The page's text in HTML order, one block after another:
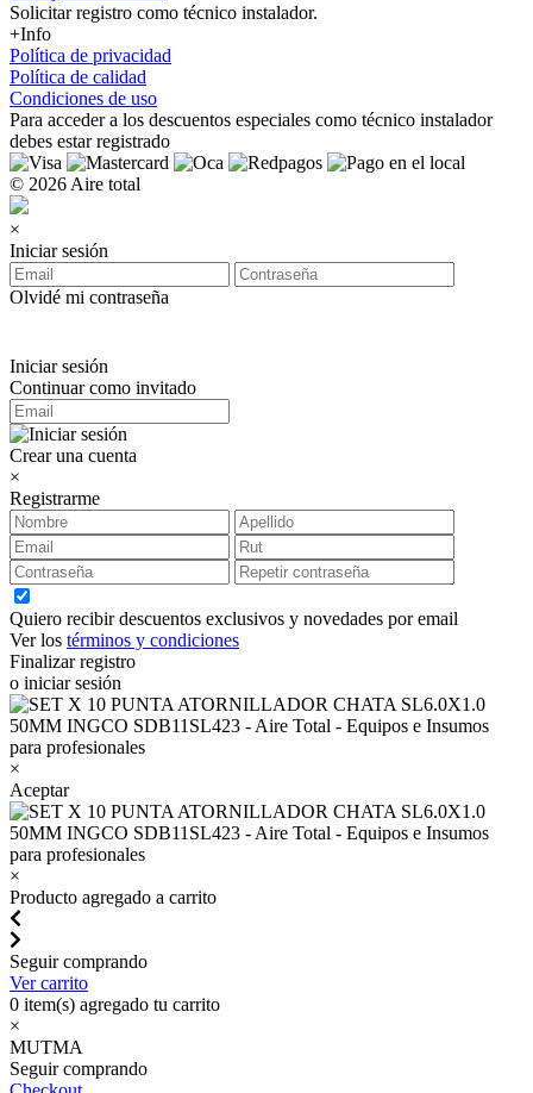
Solicitar registro como técnico instalador.
+Info
Política de privacidad
Política de calidad
Condiciones de uso
Para acceder a los descuentos especiales como técnico instalador
debes estar registrado
© 2026 Aire total
×
Iniciar sesión
Olvidé mi contraseña
Iniciar sesión
Continuar como invitado
Crear una cuenta
×
Registrarme
Quiero recibir descuentos exclusivos y novedades por email
Ver los términos y condiciones
Finalizar registro
o iniciar sesión
×
Aceptar
×
Producto agregado a carrito
Seguir comprando
Ver carrito
0 item(s) agregado tu carrito
×
MUTMA
Seguir comprando